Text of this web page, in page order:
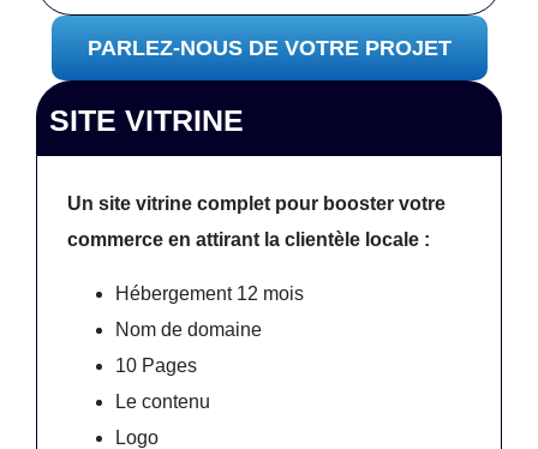
PARLEZ-NOUS DE VOTRE PROJET
SITE VITRINE
Un site vitrine complet pour booster votre
commerce en attirant la clientèle locale :
Hébergement 12 mois
Nom de domaine
10 Pages
Le contenu
Logo